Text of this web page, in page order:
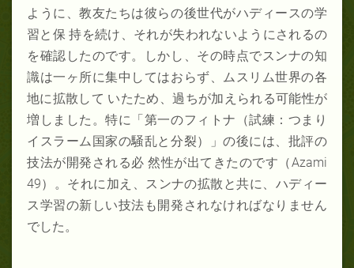
ように、教友たちは彼らの後世代がハディースの学
習と保 持を続け、それが失われないようにされるの
を確認したのです。しかし、その時点でスンナの知
識は一ヶ所に集中してはおらず、ムスリム世界の各
地に拡散して いたため、過ちが加えられる可能性が
増しました。特に「第一のフィトナ（試練：つまり
イスラーム国家の騒乱と分裂）」の後には、批評の
技法が開発される必 然性が出てきたのです（Azami
49）。それに加え、スンナの拡散と共に、ハディー
ス学習の新しい技法も開発されなければなりません
でした。